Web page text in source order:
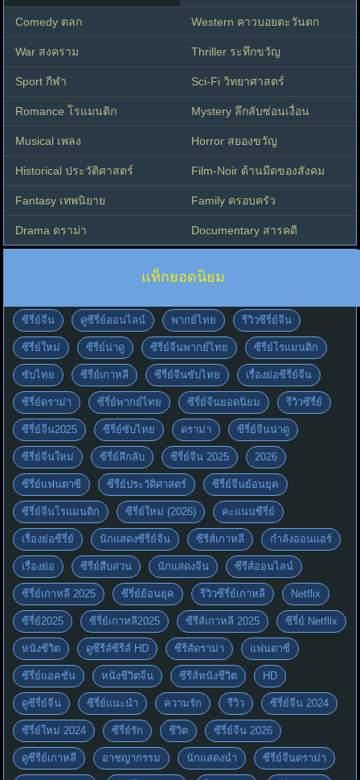
Comedy ตลก Western คาวบอยตะวันตก
War สงคราม Thriller ระทึกขวัญ
Sport กีฬา Sci-Fi วิทยาศาสตร์
Romance โรแมนติก Mystery ลึกลับซ่อนเงื่อน
Musical เพลง Horror สยองขวัญ
Historical ประวัติศาสตร์ Film-Noir ด้านมืดของสังคม
Fantasy เทพนิยาย Family ครอบครัว
Drama ดราม่า Documentary สารคดี
แท็กยอดนิยม
ซีรี่ย์จีน ดูซีรี่ย์ออนไลน์ พากย์ไทย รีวิวซีรี่ย์จีน
ซีรี่ย์ใหม่ ซีรี่ย์น่าดู ซีรี่ย์จีนพากย์ไทย ซีรี่ย์โรแมนติก
ซับไทย ซีรี่ย์เกาหลี ซีรี่ย์จีนซับไทย เรื่องย่อซีรี่ย์จีน
ซีรี่ย์ดราม่า ซีรี่ย์พากย์ไทย ซีรี่ย์จีนยอดนิยม รีวิวซีรี่ย์
ซีรี่ย์จีน2025 ซีรี่ย์ซับไทย ดราม่า ซีรี่ย์จีนน่าดู
ซีรี่ย์จีนใหม่ ซีรี่ย์ลึกลับ ซีรี่ย์จีน 2025 2026
ซีรี่ย์แฟนตาซี ซีรี่ย์ประวัติศาสตร์ ซีรี่ย์จีนย้อนยุค
ซีรี่ย์จีนโรแมนติก ซีรี่ย์ใหม่ (2026) คะแนนซีรี่ย์
เรื่องย่อซีรี่ย์ นักแสดงซีรี่ย์จีน ซีรีส์เกาหลี กำลังออนแอร์
เรื่องย่อ ซีรี่ย์สืบสวน นักแสดงจีน ซีรีส์ออนไลน์
ซีรี่ย์เกาหลี 2025 ซีรี่ย์ย้อนยุค รีวิวซีรี่ย์เกาหลี Netflix
ซีรี่ย์2025 ซีรี่ย์เกาหลี2025 ซีรีส์เกาหลี 2025 ซีรี่ย์ Netflix
หนังชีวิต ดูซีรีส์ซีรีส์ HD ซีรีส์ดราม่า แฟนตาซี
ซีรี่ย์แอคชั่น หนังชีวิตจีน ซีรีส์หนังชีวิต HD
ดูซีรี่ย์จีน ซีรี่ย์แนะนำ ความรัก รีวิว ซีรี่ย์จีน 2024
ซีรี่ย์ใหม่ 2024 ซีรี่ย์รัก ชีวิต ซีรี่ย์จีน 2026
ดูซีรี่ย์เกาหลี อาชญากรรม นักแสดงนำ ซีรี่ย์จีนดราม่า